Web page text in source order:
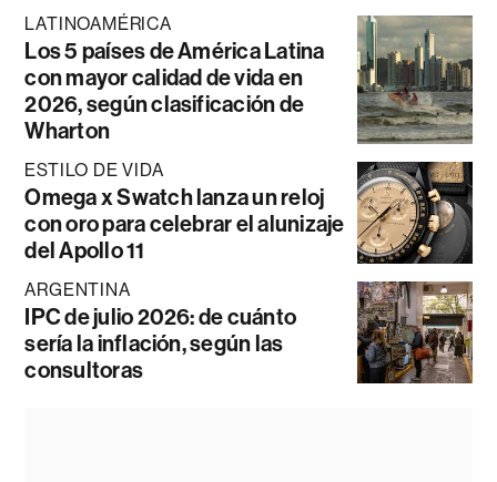
LATINOAMÉRICA
Los 5 países de América Latina
con mayor calidad de vida en
2026, según clasificación de
Wharton
ESTILO DE VIDA
Omega x Swatch lanza un reloj
con oro para celebrar el alunizaje
del Apollo 11
ARGENTINA
IPC de julio 2026: de cuánto
sería la inflación, según las
consultoras